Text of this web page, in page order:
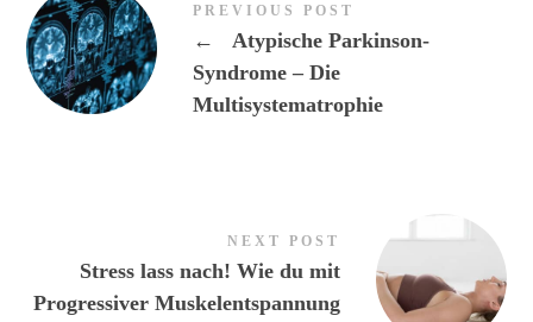
PREVIOUS POST
←
Atypische Parkinson-
Syndrome – Die
Multisystematrophie
NEXT POST
Stress lass nach! Wie du mit
Progressiver Muskelentspannung